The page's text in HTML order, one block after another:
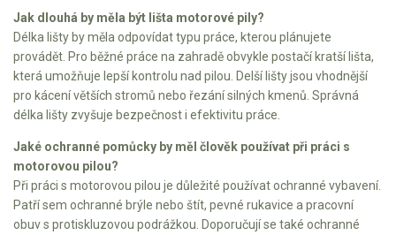
Nůžky na živý plot
Vysavače a foukače
Elektrocentrály
Štěpkovače a drtiče
Elektrické skútry
Elektrické tříkolky
Jak dlouhá by měla být lišta motorové pily?
Délka lišty by měla odpovídat typu práce, kterou plánujete
provádět. Pro běžné práce na zahradě obvykle postačí kratší lišta,
která umožňuje lepší kontrolu nad pilou. Delší lišty jsou vhodnější
pro kácení větších stromů nebo řezání silných kmenů. Správná
délka lišty zvyšuje bezpečnost i efektivitu práce.
Jaké ochranné pomůcky by měl člověk používat při práci s
motorovou pilou?
Při práci s motorovou pilou je důležité používat ochranné vybavení.
Patří sem ochranné brýle nebo štít, pevné rukavice a pracovní
obuv s protiskluzovou podrážkou. Doporučují se také ochranné